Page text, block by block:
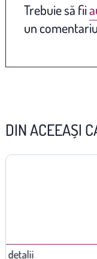
Trebuie să fii
un comentariu.
DIN ACEEAȘI